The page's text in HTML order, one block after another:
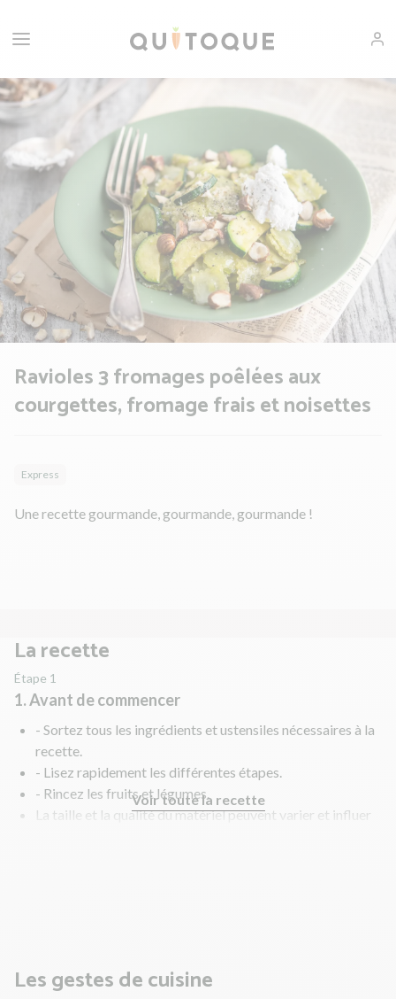
Ravioles 3 fromages poêlées aux
courgettes, fromage frais et noisettes
Express
Une recette gourmande, gourmande, gourmande !
La recette
Étape 1
1. Avant de commencer
- Sortez tous les ingrédients et ustensiles nécessaires à la
recette.
- Lisez rapidement les différentes étapes.
- Rincez les fruits et légumes.
La taille et la qualité du matériel peuvent varier et influer
Voir toute la recette
Les gestes de cuisine